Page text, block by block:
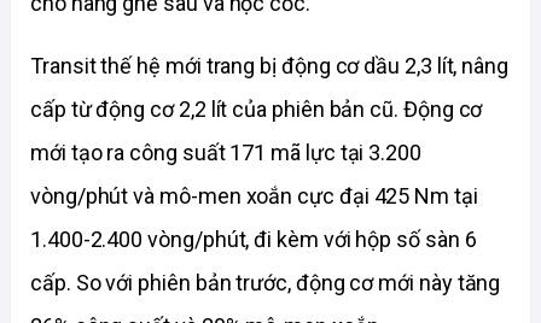
Transit thế hệ mới trang bị động cơ dầu 2,3 lít, nâng
cấp từ động cơ 2,2 lít của phiên bản cũ. Động cơ
mới tạo ra công suất 171 mã lực tại 3.200
vòng/phút và mô-men xoắn cực đại 425 Nm tại
1.400-2.400 vòng/phút, đi kèm với hộp số sàn 6
cấp. So với phiên bản trước, động cơ mới này tăng